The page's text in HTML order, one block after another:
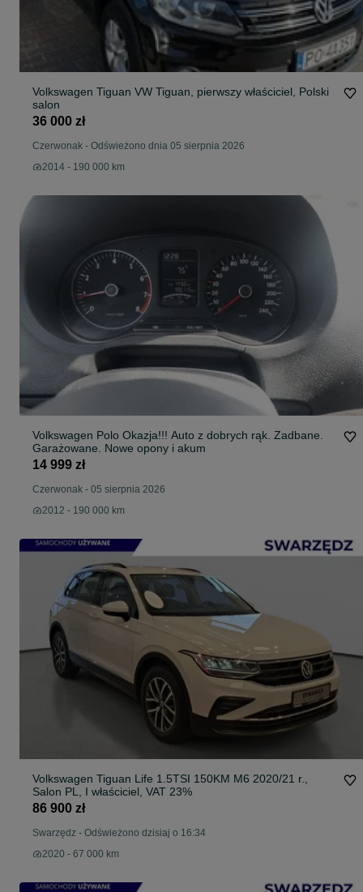
Volkswagen Tiguan VW Tiguan, pierwszy właściciel, Polski
salon
36 000 zł
Czerwonak - Odświeżono dnia 05 sierpnia 2026
2014 - 190 000 km
Volkswagen Polo Okazja!!! Auto z dobrych rąk. Zadbane.
Garażowane. Nowe opony i akum
14 999 zł
Czerwonak - 05 sierpnia 2026
2012 - 190 000 km
Volkswagen Tiguan Life 1.5TSI 150KM M6 2020/21 r.,
Salon PL, I właściciel, VAT 23%
86 900 zł
Swarzędz - Odświeżono dzisiaj o 16:34
2020 - 67 000 km